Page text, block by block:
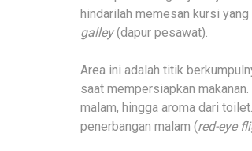
hindarilah memesan kursi
galley(dapur pesawat).
Area ini adalah titik
saat mempersiapkan
malam, hingga aroma dari
penerbangan malam (red-eye